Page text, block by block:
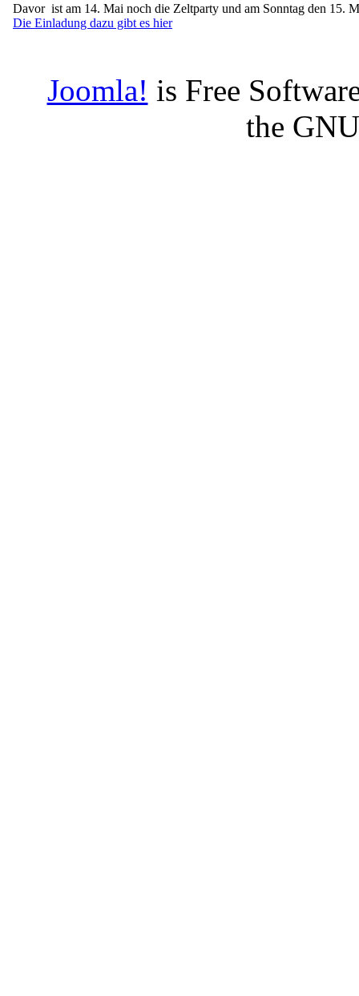
Davor ist am 14. Mai noch die Zeltparty und am Sonntag den 15.
Die Einladung dazu gibt es hier
Joomla! is Free
the